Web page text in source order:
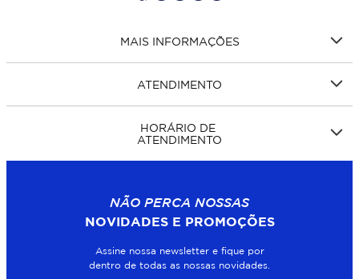
MAIS INFORMAÇÕES
ATENDIMENTO
HORÁRIO DE
ATENDIMENTO
NÃO PERCA NOSSAS
NOVIDADES E PROMOÇÕES
Assine nossa newsletter e fique por
dentro de todas as nossas novidades.